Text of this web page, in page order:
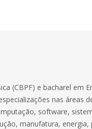
(CBPF) e bacharel em
nas áreas
software,
manufatura, energia,